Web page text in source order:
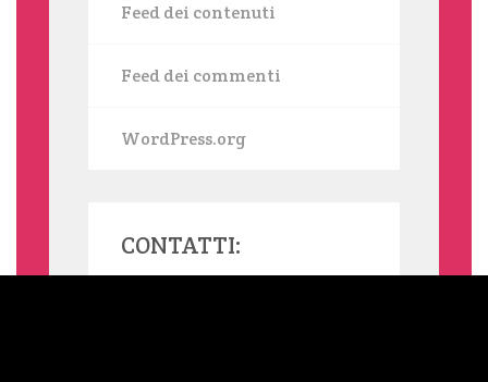
Feed dei contenuti
Feed dei commenti
WordPress.org
CONTATTI: